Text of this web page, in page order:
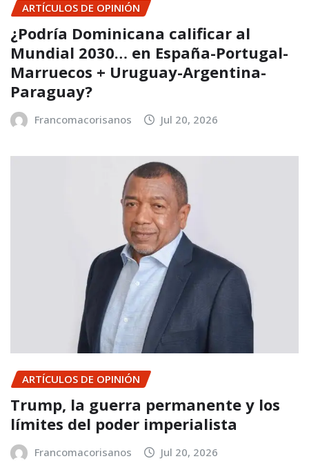
ARTÍCULOS DE OPINIÓN
¿Podría Dominicana calificar al
Mundial 2030… en España-Portugal-
Marruecos + Uruguay-Argentina-
Paraguay?
Francomacorisanos Jul 20, 2026
ARTÍCULOS DE OPINIÓN
Trump, la guerra permanente y los
límites del poder imperialista
Francomacorisanos Jul 20, 2026